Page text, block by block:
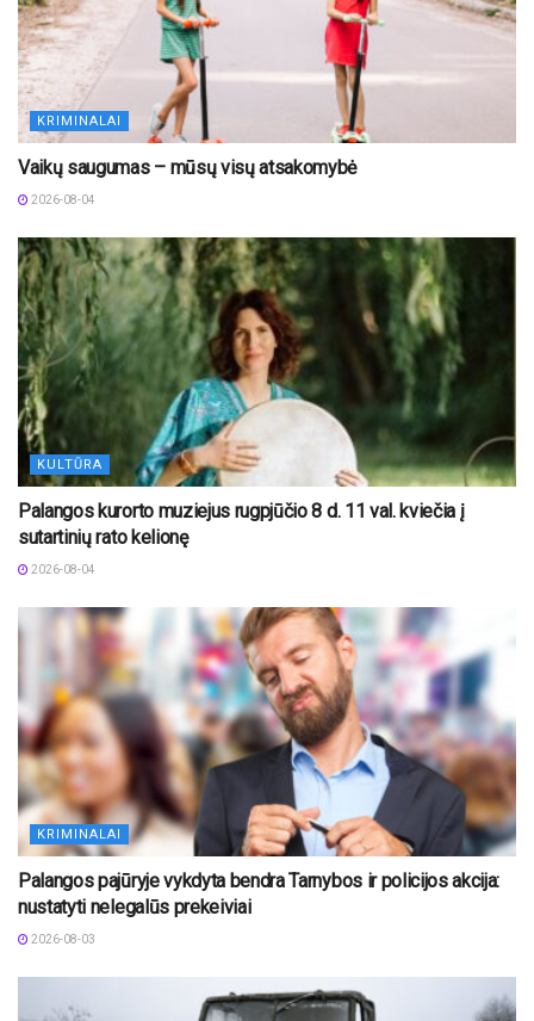
KRIMINALAI
Vaikų saugumas – mūsų visų atsakomybė
2026-08-04
KULTŪRA
Palangos kurorto muziejus rugpjūčio 8 d. 11 val. kviečia į
sutartinių rato kelionę
2026-08-04
KRIMINALAI
Palangos pajūryje vykdyta bendra Tarnybos ir policijos akcija:
nustatyti nelegalūs prekeiviai
2026-08-03